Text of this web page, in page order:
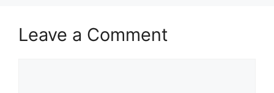
Leave a Comment